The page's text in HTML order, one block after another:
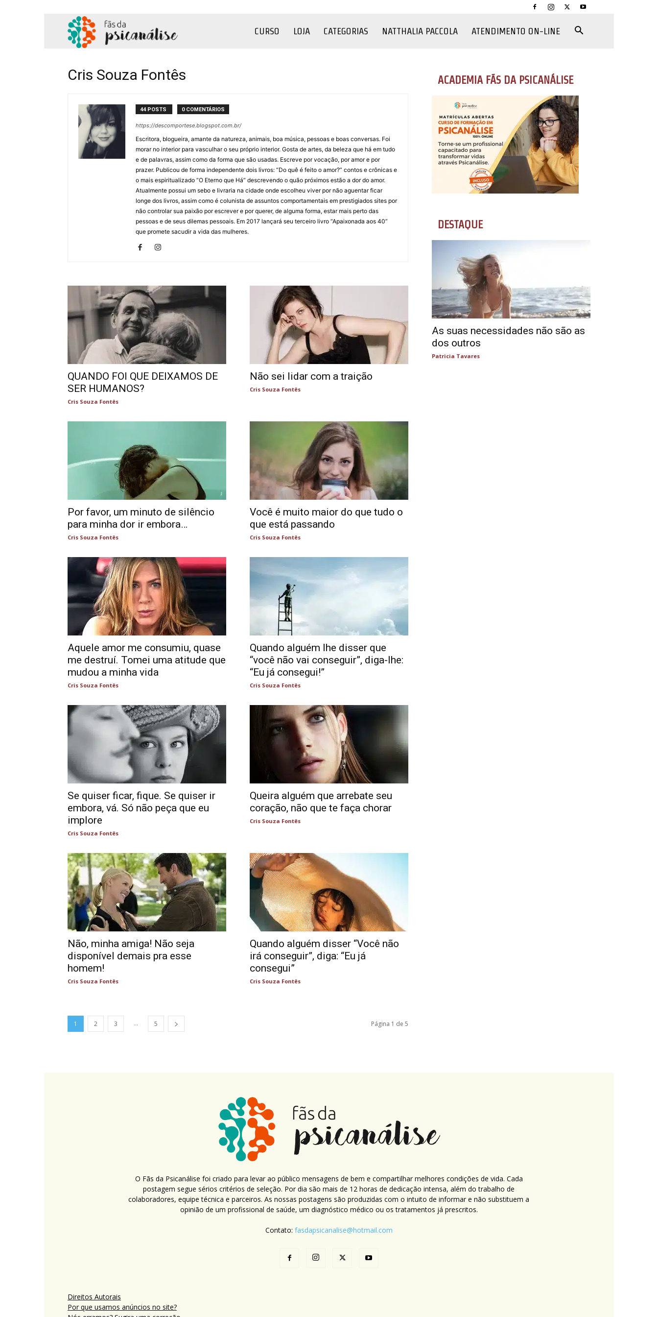
CURSO LOJA CATEGORIAS NATTHALIA PACCOLA ATENDIMENTO ON-LINE
Cris Souza Fontês
44 POSTS 0 COMENTÁRIOS
https://descomportese.blogspot.com.br/
Escritora, blogueira, amante da natureza, animais, boa música, pessoas e boas conversas. Foi
morar no interior para vasculhar o seu próprio interior. Gosta de artes, da beleza que há em tudo
e de palavras, assim como da forma que são usadas. Escreve por vocação, por amor e por
prazer. Publicou de forma independente dois livros: “Do quê é feito o amor?” contos e crônicas e
o mais espiritualizado “O Eterno que Há” descrevendo o quão próximos estão a dor do amor.
Atualmente possui um sebo e livraria na cidade onde escolheu viver por não aguentar ficar
longe dos livros, assim como é colunista de assuntos comportamentais em prestigiados sites por
não controlar sua paixão por escrever e por querer, de alguma forma, estar mais perto das
pessoas e de seus dilemas pessoais. Em 2017 lançará seu terceiro livro “Apaixonada aos 40”
que promete sacudir a vida das mulheres.
QUANDO FOI QUE DEIXAMOS DE
SER HUMANOS?
Cris Souza Fontês
Não sei lidar com a traição
Cris Souza Fontês
Por favor, um minuto de silêncio
para minha dor ir embora…
Cris Souza Fontês
Você é muito maior do que tudo o
que está passando
Cris Souza Fontês
Aquele amor me consumiu, quase
me destruí. Tomei uma atitude que
mudou a minha vida
Cris Souza Fontês
Quando alguém lhe disser que
“você não vai conseguir”, diga-lhe:
“Eu já consegui!”
Cris Souza Fontês
Se quiser ficar, fique. Se quiser ir
embora, vá. Só não peça que eu
implore
Cris Souza Fontês
Queira alguém que arrebate seu
coração, não que te faça chorar
Cris Souza Fontês
Não, minha amiga! Não seja
disponível demais pra esse
homem!
Cris Souza Fontês
Quando alguém disser “Você não
irá conseguir”, diga: “Eu já
consegui”
Cris Souza Fontês
1 2 3 ... 5 Página 1 de 5
ACADEMIA FÃS DA PSICANÁLISE
DESTAQUE
As suas necessidades não são as
dos outros
Patricia Tavares
O Fãs da Psicanálise foi criado para levar ao público mensagens de bem e compartilhar melhores condições de vida. Cada
postagem segue sérios critérios de seleção. Por dia são mais de 12 horas de dedicação intensa, além do trabalho de
colaboradores, equipe técnica e parceiros. As nossas postagens são produzidas com o intuito de informar e não substituem a
opinião de um profissional de saúde, um diagnóstico médico ou os tratamentos já prescritos.
Contato: fasdapsicanalise@hotmail.com
Direitos Autorais
Por que usamos anúncios no site?